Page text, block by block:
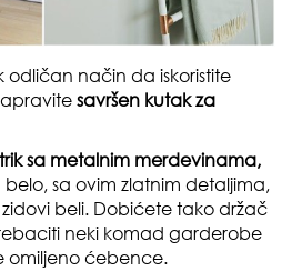
odličan način da iskoristite
savršen kutak za
trik sa metalnim merdevinama,
sa ovim zlatnim detaljima,
beli. Dobićete tako držač
neki komad garderobe
omiljeno ćebence.